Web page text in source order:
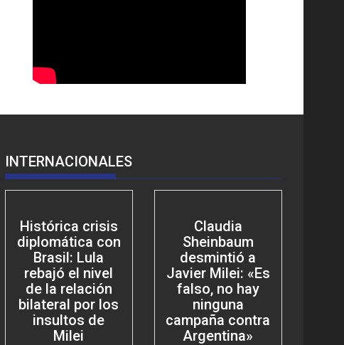
INTERNACIONALES
Histórica crisis
diplomática con
Brasil: Lula
rebajó el nivel
de la relación
bilateral por los
insultos de
Milei
Claudia
Sheinbaum
desmintió a
Javier Milei: «Es
falso, no hay
ninguna
campaña contra
Argentina»